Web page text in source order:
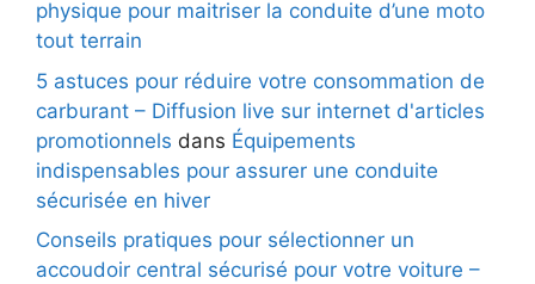
physique pour maitriser la conduite d’une moto
tout terrain
5 astuces pour réduire votre consommation de
carburant – Diffusion live sur internet d'articles
promotionnels dans Équipements
indispensables pour assurer une conduite
sécurisée en hiver
Conseils pratiques pour sélectionner un
accoudoir central sécurisé pour votre voiture –